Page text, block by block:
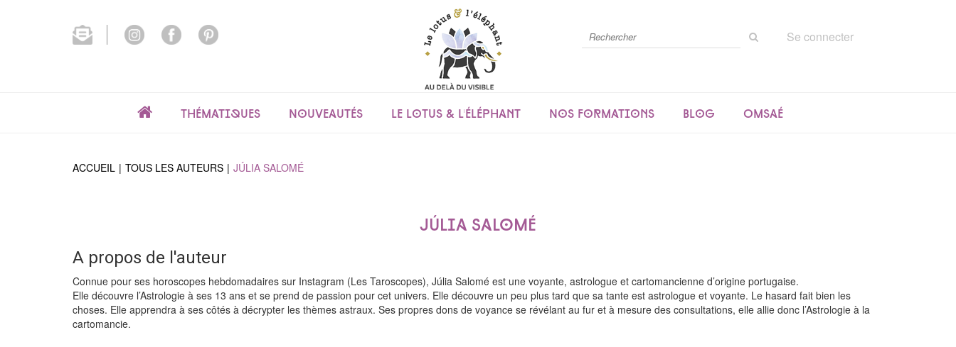
Se connecter
Thématiques Nouveautés Le lotus & l'éléphant Nos formations Blog Omsaé
ACCUEIL TOUS LES AUTEURS JÚLIA SALOMÉ
Júlia Salomé
A propos de l'auteur
Connue pour ses horoscopes hebdomadaires sur Instagram (Les Taroscopes), Júlia Salomé est une voyante, astrologue et cartomancienne d’origine portugaise.
Elle découvre l’Astrologie à ses 13 ans et se prend de passion pour cet univers. Elle découvre un peu plus tard que sa tante est astrologue et voyante. Le hasard fait bien les
choses. Elle apprendra à ses côtés à décrypter les thèmes astraux. Ses propres dons de voyance se révélant au fur et à mesure des consultations, elle allie donc l’Astrologie à la
cartomancie.